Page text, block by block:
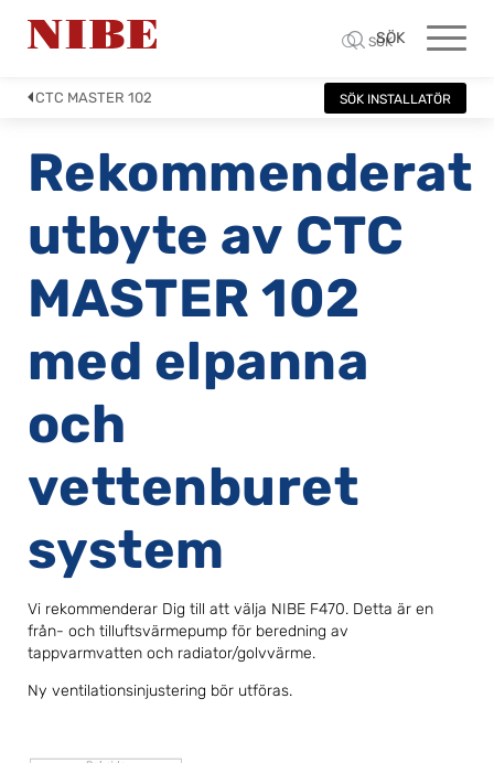
SÖK
SÖK
CTC MASTER 102 SÖK INSTALLATÖR
Rekommenderat
utbyte av CTC
MASTER 102
med elpanna
och
vettenburet
system
Vi rekommenderar Dig till att välja NIBE F470. Detta är en
från- och tilluftsvärmepump för beredning av
tappvarmvatten och radiator/golvvärme.
Ny ventilationsinjustering bör utföras.